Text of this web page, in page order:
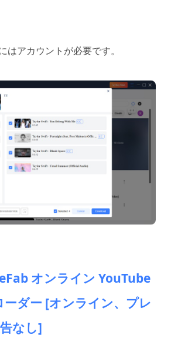
はアカウントが必要です。
オンライン YouTube
ーダー [オンライン、プレ
なし]